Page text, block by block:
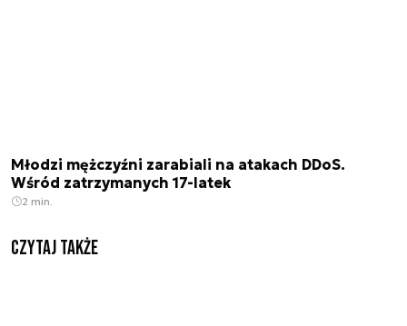
Młodzi mężczyźni zarabiali na atakach DDoS.
Wśród zatrzymanych 17-latek
2 min.
Czytaj także